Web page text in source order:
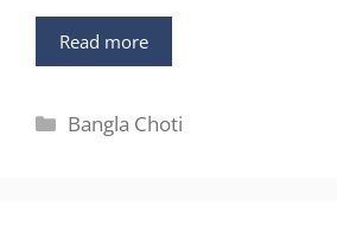
Read more
Categories
Bangla Choti